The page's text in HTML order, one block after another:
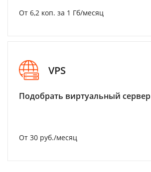
От 6,2 коп. за 1 Гб/месяц
VPS
Подобрать виртуальный сервер
От 30 руб./месяц